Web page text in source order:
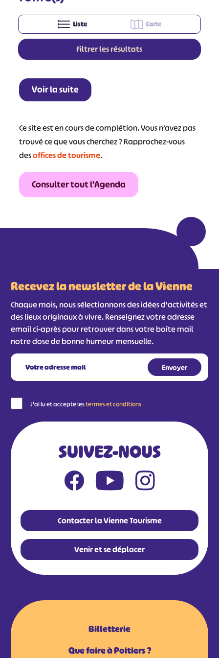
Liste Carte
Filtrer les résultats
Voir la suite
Ce site est en cours de complétion. Vous n’avez pas
trouvé ce que vous cherchez ? Rapprochez-vous
desoffices de tourisme.
Consulter tout l’Agenda
Recevez la newsletter de la Vienne
Chaque mois, nous sélectionnons des idées d'activités et
des lieux originaux à vivre. Renseignez votre adresse
email ci-après pour retrouver dans votre boîte mail
notre dose de bonne humeur mensuelle.
J'ai lu et accepte lestermes et conditions
SUIVEZ-NOUS
Contacter la Vienne Tourisme
Venir et se déplacer
Billetterie
Que faire à Poitiers ?
#
#